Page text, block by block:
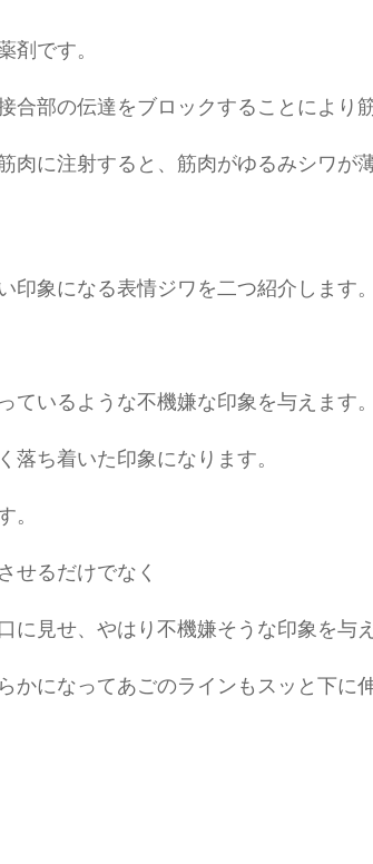
剤です。
合部の伝達をブロックすることにより
肉に注射すると、筋肉がゆるみシワが
印象になる表情ジワを二つ紹介します。
ているような不機嫌な印象を与えます。
落ち着いた印象になります。
。
せるだけでなく
に見せ、やはり不機嫌そうな印象を与え
かになってあごのラインもスッと下に